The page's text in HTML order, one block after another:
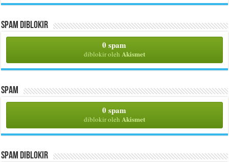
Spam Diblokir
0 spam
diblokir oleh Akismet
Spam
0 spam
diblokir oleh Akismet
Spam Diblokir